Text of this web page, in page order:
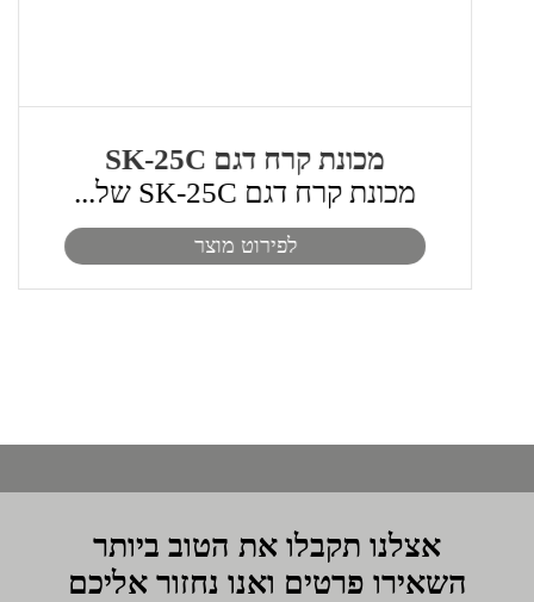
מכונת קרח דגם SK-25C
מכונת קרח דגם SK-25C של...
לפירוט מוצר
אצלנו תקבלו את הטוב ביותר
השאירו פרטים ואנו נחזור אליכם